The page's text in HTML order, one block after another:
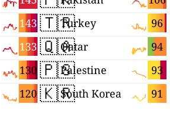
143
133
130
120
🇹🇷 96
Turkey
🇶🇦 94
Qatar
🇵🇸 93
Palestine
🇰🇷 91
South Korea